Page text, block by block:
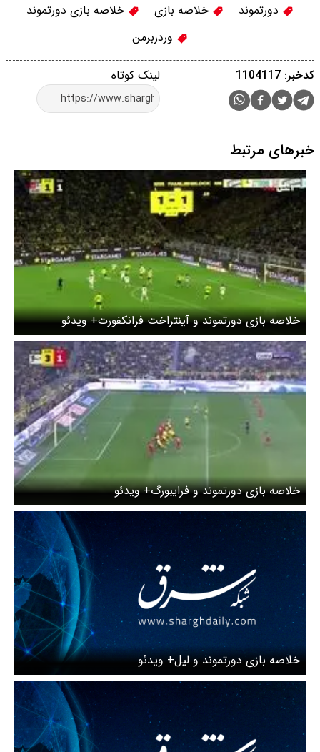
دورتموند خلاصه بازی
خلاصه بازی دورتموند
وردربرمن
لینک کوتاه کدخبر: 1104117
خبرهای مرتبط
خلاصه بازی دورتموند و آینتراخت فرانکفورت+ ویدئو
خلاصه بازی دورتموند و فرایبورگ+ ویدئو
خلاصه بازی دورتموند و لیل+ ویدئو